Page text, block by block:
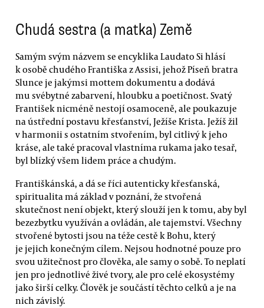
Chudá sestra (a matka) Země
Samým svým názvem se encyklika Laudato Si hlásí
k osobě chudého Františka z Assisi, jehož Píseň bratra
Slunce je jakýmsi mottem dokumentu a dodává
mu svébytné zabarvení, hloubku a poetičnost. Svatý
František nicméně nestojí osamoceně, ale poukazuje
na ústřední postavu křesťanství, Ježíše Krista. Ježíš žil
v harmonii s ostatním stvořením, byl citlivý k jeho
kráse, ale také pracoval vlastníma rukama jako tesař,
byl blízký všem lidem práce a chudým.
Františkánská, a dá se říci autenticky křesťanská,
spiritualita má základ v poznání, že stvořená
skutečnost není objekt, který slouží jen k tomu, aby byl
bezezbytku využíván a ovládán, ale tajemství. Všechny
stvořené bytosti jsou na téže cestě k Bohu, který
je jejich konečným cílem. Nejsou hodnotné pouze pro
svou užitečnost pro člověka, ale samy o sobě. To neplatí
jen pro jednotlivé živé tvory, ale pro celé ekosystémy
jako širší celky. Člověk je součástí těchto celků a je na
nich závislý.